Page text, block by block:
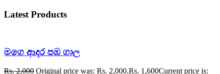
Latest Products
මගෙ ආදර පඹ ගාල
Rs.2,000 Original price was: Rs. 2,000.Rs. 1,600Current price is: